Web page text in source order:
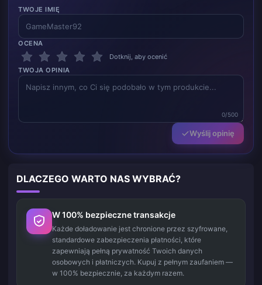
TWOJE IMIĘ
OCENA
Dotknij, aby ocenić
TWOJA OPINIA
0/500
Wyślij opinię
DLACZEGO WARTO NAS WYBRAĆ?
W 100% bezpieczne transakcje
Każde doładowanie jest chronione przez szyfrowane,
standardowe zabezpieczenia płatności, które
zapewniają pełną prywatność Twoich danych
osobowych i płatniczych. Kupuj z pełnym zaufaniem —
w 100% bezpiecznie, za każdym razem.